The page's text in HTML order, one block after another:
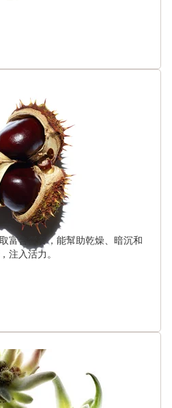
富含營養，能幫助乾燥、暗沉和
注入活力。